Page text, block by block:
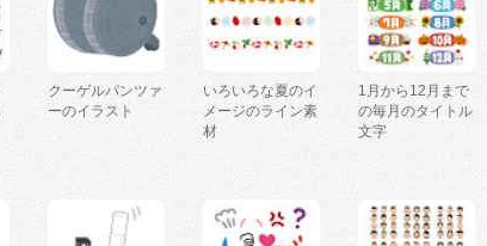
クーゲルパンツァ
ーのイラスト
いろいろな夏のイ
メージのライン素
材
1月から12月まで
の毎月のタイトル
文字